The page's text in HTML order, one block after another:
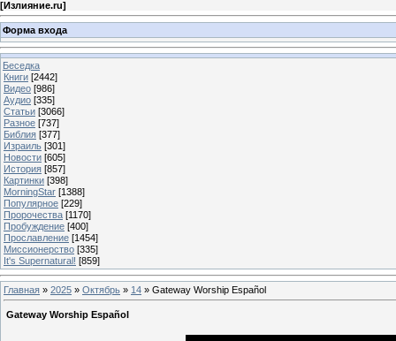
[Излияние.ru]
Форма входа
Беседка
Книги [2442]
Видео [986]
Аудио [335]
Статьи [3066]
Разное [737]
Библия [377]
Израиль [301]
Новости [605]
История [857]
Картинки [398]
MorningStar [1388]
Популярное [229]
Пророчества [1170]
Пробуждение [400]
Прославление [1454]
Миссионерство [335]
It's Supernatural! [859]
Главная » 2025 » Октябрь » 14 » Gateway Worship Español
Gateway Worship Español